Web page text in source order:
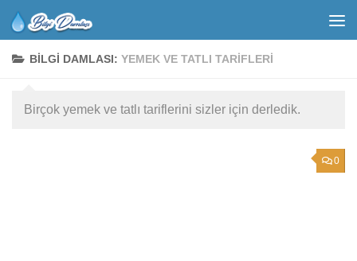
BILGI DAMLASI: YEMEK VE TATLI TARIFLERI
Birçok yemek ve tatlı tariflerini sizler için derledik.
0